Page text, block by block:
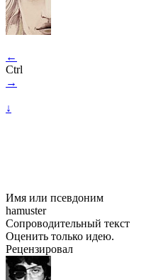
←
Ctrl
→
↓
Имя или псевдоним
hamuster
Сопроводительный текст
Оценить только идею.
Рецензировал